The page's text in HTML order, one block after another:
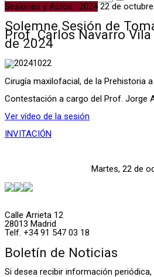
Sesiones y Actos · 2024 22 de
Solemne Sesión de
Prof. Carlos Navarro
de 2024
Cirugía maxilofacial, de la Prehistoria
Contestación a cargo del Prof. Jorge
Ver vídeo de la sesión
INVITACIÓN
Martes, 22 de
Calle Arrieta 12
28013 Madrid
Telf. +34 91 547 03 18
Boletín de Noticias
Si desea recibir información